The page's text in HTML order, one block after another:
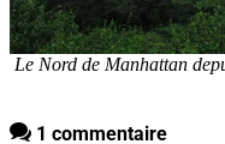
Le Nord de Manhattan
1 commentaire